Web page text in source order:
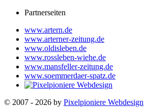
Partnerseiten
www.artern.de
www.arterner-zeitung.de
www.oldisleben.de
www.rossleben-wiehe.de
www.mansfeller-zeitung.de
www.soemmerdaer-spatz.de
© 2007 - 2026 by Pixelpioniere Webdesign